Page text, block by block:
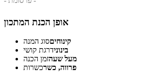
אופן הכנת המתכון
קינוחיםסוג המנה
בינונידרגת קושי
מעל שעהזמן הכנה
פרווה, כשרכשרות